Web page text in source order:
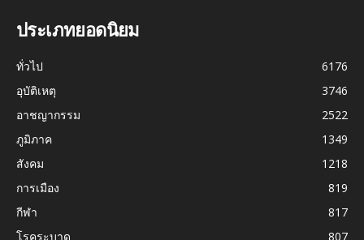
ประเภทยอดนิยม
ทั่วไป
6176
อุบัติเหตุ
3746
อาชญากรรม
2522
ภูมิภาค
1349
สังคม
1218
การเมือง
819
กีฬา
817
โรคระบาด
807